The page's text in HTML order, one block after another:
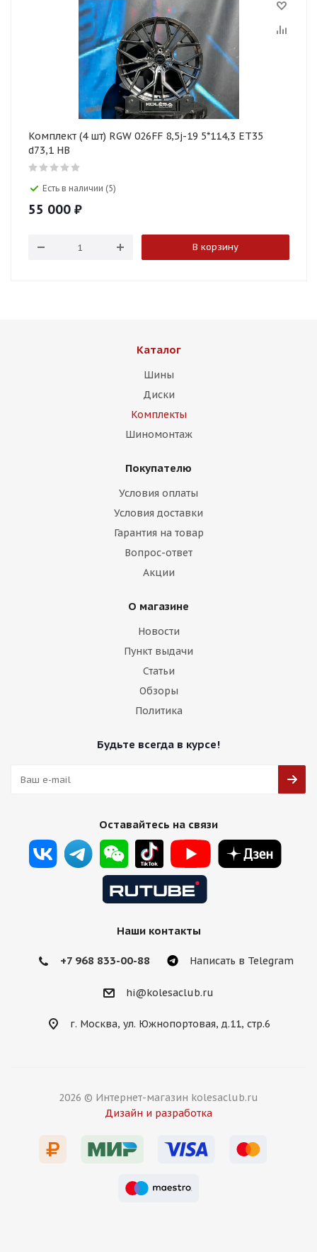
Комплект (4 шт) RGW 026FF 8,5j-19 5*114,3 ET35
d73,1 HB
Есть в наличии (5)
55 000 ₽
В корзину
Каталог
Шины
Диски
Комплекты
Шиномонтаж
Покупателю
Условия оплаты
Условия доставки
Гарантия на товар
Вопрос-ответ
Акции
О магазине
Новости
Пункт выдачи
Статьи
Обзоры
Политика
Будьте всегда в курсе!
Оставайтесь на связи
Наши контакты
+7 968 833-00-88 Написать в Telegram
hi@kolesaclub.ru
г. Москва, ул. Южнопортовая, д.11, стр.6
2026 © Интернет-магазин kolesaclub.ru
Дизайн и разработка